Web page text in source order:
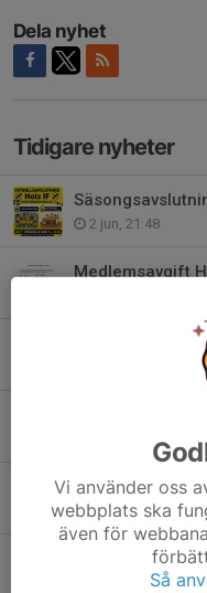
Dela nyhet
Tidigare nyheter
2 jun, 21:48
Medlemsavgift
Spelchema
16 dec 2025
Kycklingcupen
18 okt 2025
2 okt 2025
Vi använder oss
webbplats ska
även för
Så